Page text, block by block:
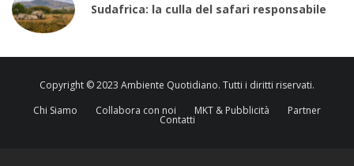
Sudafrica: la culla del safari responsabile
Copyright © 2023 Ambiente Quotidiano. Tutti i diritti riservati.
Chi Siamo
Collabora con noi MKT & Pubblicità Partner
Contatti